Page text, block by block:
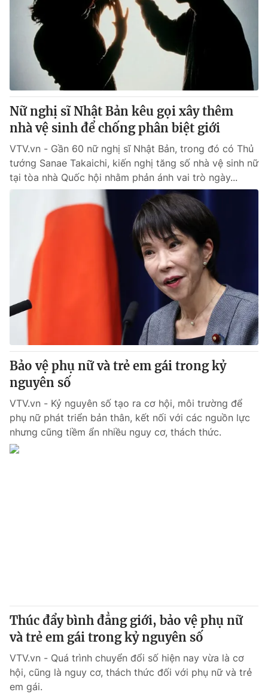
Thị trường 24h Tấm lòng Việt
Vươn mình bằng AI
VTV9 VTV8
Liên hệ tòa soạn English
Theo dõi báo trên
Cơ quan chủ quản:
Đài Truyền hình Việt Nam
Cơ quan báo chí:
Giấy phép hoạt động báo in và báo điện tử số 483/GP-BTTTT
cấp ngày 29/12/2023
Vũ Thanh Thủy
Phó Tổng Biên tập:Nguyễn Thị Mỹ Hạnh, Phạm Quốc Thắng,
Nguyễn Trọng Ninh
Tổng đài VTV:024.38 355 931 - 024.38 355 932
Ðiện thoại Thời báo VTV:
024.66 897 897
Email:toasoan@vtv.vn
Liên hệ quảng cáo: 024-7300.7108
thuận bằng văn bản. Ghi rõ nguồn VTV.vn khi phát hành lại
thông tin từ website này.
Nữ nghị sĩ Nhật Bản kêu gọi xây thêm
nhà vệ sinh để chống phân biệt giới
VTV.vn - Gần 60 nữ nghị sĩ Nhật Bản, trong đó có Thủ
tướng Sanae Takaichi, kiến nghị tăng số nhà vệ sinh nữ
tại tòa nhà Quốc hội nhằm phản ánh vai trò ngày...
Bảo vệ phụ nữ và trẻ em gái trong kỷ
nguyên số
VTV.vn - Kỷ nguyên số tạo ra cơ hội, môi trường để
phụ nữ phát triển bản thân, kết nối với các nguồn lực
nhưng cũng tiềm ẩn nhiều nguy cơ, thách thức.
Thúc đẩy bình đẳng giới, bảo vệ phụ nữ
và trẻ em gái trong kỷ nguyên số
VTV.vn - Quá trình chuyển đổi số hiện nay vừa là cơ
hội, cũng là nguy cơ, thách thức đối với phụ nữ và trẻ
em gái.